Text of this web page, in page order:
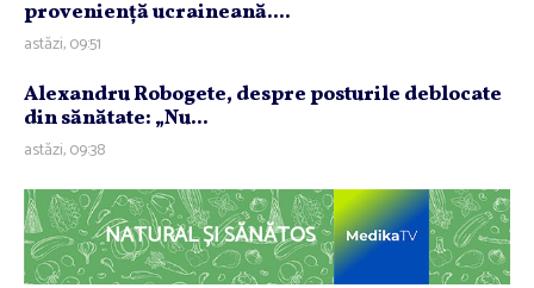
provenienţă ucraineană....
astăzi, 09:51
Alexandru Robogete, despre posturile deblocate
din sănătate: „Nu...
astăzi, 09:38
NATURAL ȘI SĂNĂTOS